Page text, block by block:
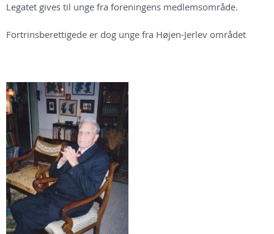
Legatet gives til unge fra foreningens medlemsområde.
Fortrinsberettigede er dog unge fra Højen-Jerlev området